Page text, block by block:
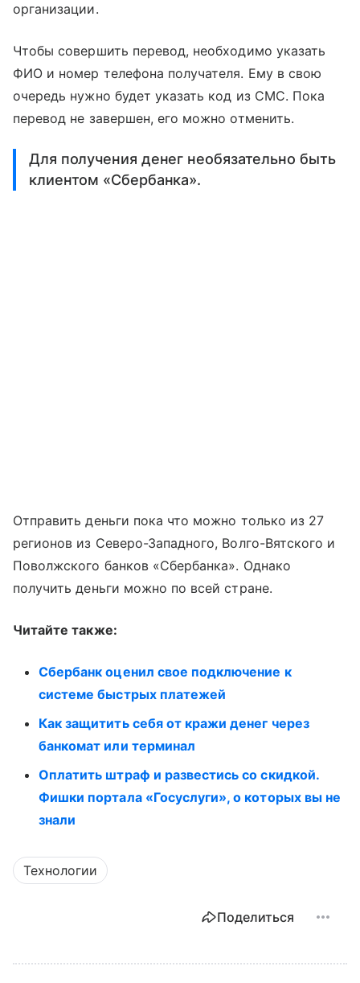
организации.
Чтобы совершить перевод, необходимо указать
ФИО и номер телефона получателя. Ему в свою
очередь нужно будет указать код из СМС. Пока
перевод не завершен, его можно отменить.
Для получения денег необязательно быть
клиентом «Сбербанка».
Отправить деньги пока что можно только из 27
регионов из Северо-Западного, Волго-Вятского и
Поволжского банков «Сбербанка». Однако
получить деньги можно по всей стране.
Читайте также:
Сбербанк оценил свое подключение к
системе быстрых платежей
Как защитить себя от кражи денег через
банкомат или терминал
Оплатить штраф и развестись со скидкой.
Фишки портала «Госуслуги», о которых вы не
знали
Технологии
Поделиться